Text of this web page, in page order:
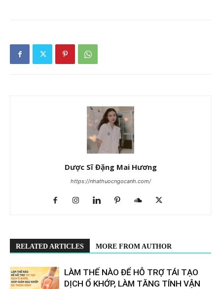
Dược Sĩ Đặng Mai Hương
https://nhathuocngocanh.com/
RELATED ARTICLES MORE FROM AUTHOR
LÀM THẾ NÀO ĐỂ HỖ TRỢ TÁI TẠO
DỊCH Ổ KHỚP, LÀM TĂNG TÍNH VẬN